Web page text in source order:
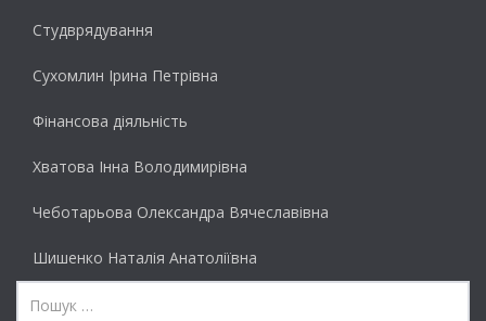
Студврядування
Сухомлин Ірина Петрівна
Фінансова діяльність
Хватова Інна Володимирівна
Чеботарьова Олександра Вячеславівна
Шишенко Наталія Анатоліївна